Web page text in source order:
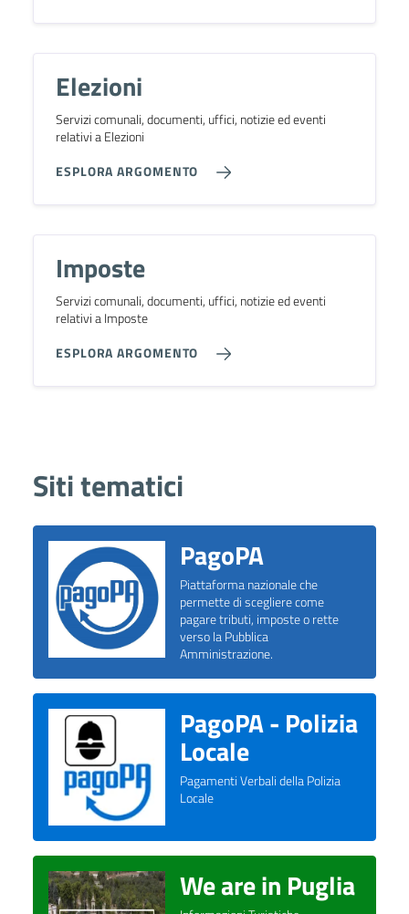
Elezioni
Servizi comunali, documenti, uffici, notizie ed eventi
relativi a Elezioni
ESPLORA ARGOMENTO
Imposte
Servizi comunali, documenti, uffici, notizie ed eventi
relativi a Imposte
ESPLORA ARGOMENTO
Siti tematici
PagoPA
Piattaforma nazionale che
permette di scegliere come
pagare tributi, imposte o rette
verso la Pubblica
Amministrazione.
PagoPA - Polizia
Locale
Pagamenti Verbali della Polizia
Locale
We are in Puglia